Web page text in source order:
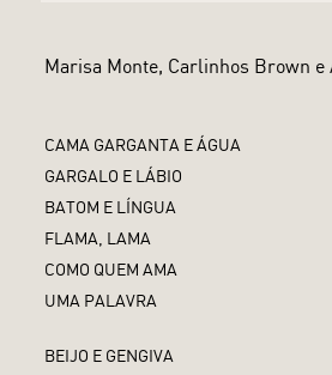
Marisa Monte, Carlinhos Brown
CAMA GARGANTA E ÁGUA
GARGALO E LÁBIO
BATOM E LÍNGUA
FLAMA, LAMA
COMO QUEM AMA
UMA PALAVRA
BEIJO E GENGIVA